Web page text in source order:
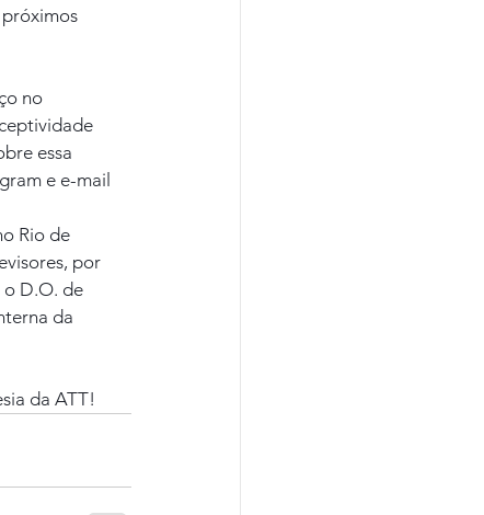
no
essa
e e-mail
Rio de
por
o D.O. de
da
da ATT!